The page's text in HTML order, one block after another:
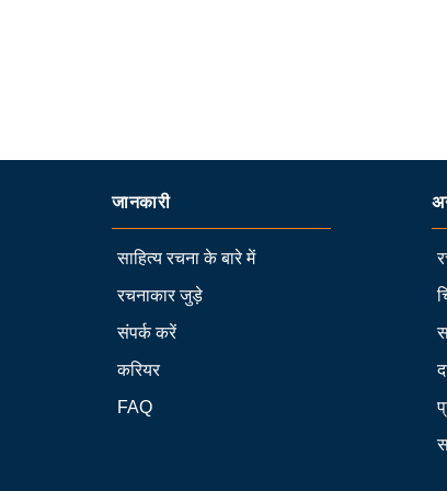
जानकारी
साहित्य रचना के बारे में
रचनाकार जुड़े
संपर्क करें
करियर
FAQ